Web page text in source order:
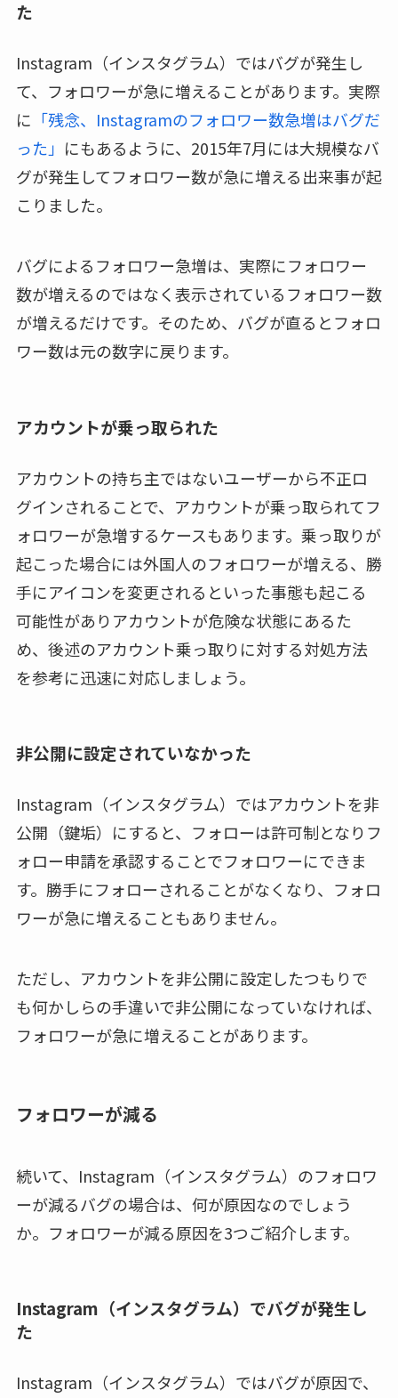
た
Instagram（インスタグラム）ではバグが発生し
て、フォロワーが急に増えることがあります。実際
に 「残念、Instagramのフォロワー数急増はバグだ
った」 にもあるように、2015年7月には大規模なバ
グが発生してフォロワー数が急に増える出来事が起
こりました。
バグによるフォロワー急増は、実際にフォロワー
数が増えるのではなく表示されているフォロワー数
が増えるだけです。そのため、バグが直るとフォロ
ワー数は元の数字に戻ります。
アカウントが乗っ取られた
アカウントの持ち主ではないユーザーから不正ロ
グインされることで、アカウントが乗っ取られてフ
ォロワーが急増するケースもあります。乗っ取りが
起こった場合には外国人のフォロワーが増える、勝
手にアイコンを変更されるといった事態も起こる
可能性がありアカウントが危険な状態にあるた
め、後述のアカウント乗っ取りに対する対処方法
を参考に迅速に対応しましょう。
非公開に設定されていなかった
Instagram（インスタグラム）ではアカウントを非
公開（鍵垢）にすると、フォローは許可制となりフ
ォロー申請を承認することでフォロワーにできま
す。勝手にフォローされることがなくなり、フォロ
ワーが急に増えることもありません。
ただし、アカウントを非公開に設定したつもりで
も何かしらの手違いで非公開になっていなければ、
フォロワーが急に増えることがあります。
フォロワーが減る
続いて、Instagram（インスタグラム）のフォロワ
ーが減るバグの場合は、何が原因なのでしょう
か。フォロワーが減る原因を3つご紹介します。
Instagram（インスタグラム）でバグが発生し
た
Instagram（インスタグラム）ではバグが原因で、